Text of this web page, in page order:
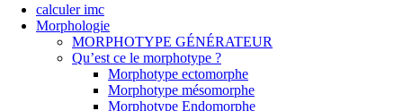
calculer imc
Morphologie
MORPHOTYPE GÉNÉRATEUR
Qu’est ce le morphotype ?
Morphotype ectomorphe
Morphotype mésomorphe
Morphotype Endomorphe